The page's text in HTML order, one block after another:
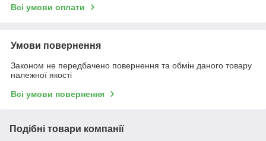
Всі умови оплати
Умови повернення
Законом не передбачено повернення та обмін даного товару
належної якості
Всі умови повернення
Подібні товари компанії